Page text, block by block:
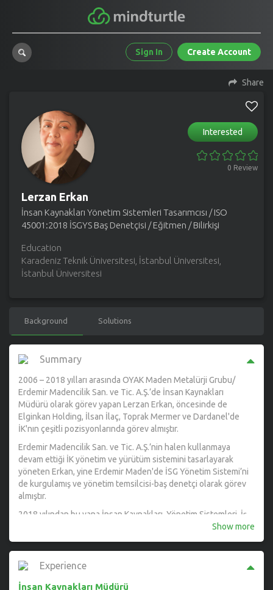
Sign In Create Account
Share
Interested
Lerzan Erkan
İnsan Kaynakları Yönetim Sistemleri Tasarımcısı / ISO
45001:2018 İSGYS Baş Denetçisi / Eğitmen / Bilirkişi
0 Review
Education
Karadeniz Teknik Üniversitesi, İstanbul Üniversitesi,
İstanbul Üniversitesi
Background Solutions
Summary
2006 – 2018 yılları arasında OYAK Maden Metalürji Grubu/
Erdemir Madencilik San. ve Tic. A.Ş.’de İnsan Kaynakları
Müdürü olarak görev yapan Lerzan Erkan, öncesinde de
Elginkan Holding, İlsan İlaç, Toprak Mermer ve Dardanel'de
İK'nın çeşitli pozisyonlarında görev almıştır.
Erdemir Madencilik San. ve Tic. A.Ş.’nin halen kullanmaya
devam ettiği İK yönetim ve yürütüm sistemini tasarlayarak
yöneten Erkan, yine Erdemir Maden'de İSG Yönetim Sistemi’ni
de kurgulamış ve yönetim temsilcisi-baş denetçi olarak görev
almıştır.
2018 yılından bu yana İnsan Kaynakları, Yönetim Sistemleri, İş
Sağlığı ve Güvenliği alanlarında farklı sektörlerde danışmanlık
vermekte ve uluslararası bağımsız denetçi görevini
sürdürmektedir.
İş uyuşmazlıkları, çalışma ilişkileri ve insan kaynakları
Show more
Experience
İnsan Kaynakları Müdürü